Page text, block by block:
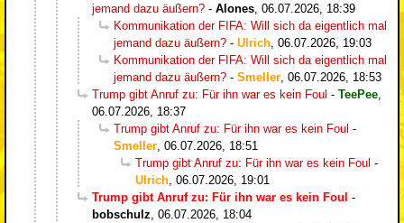
jemand dazu äußern? - Alones 06.07.2026, 18:39
Kommunikation der FIFA: Will sich da eigentlich mal
jemand dazu äußern? - Ulrich 06.07.2026, 19:03
Kommunikation der FIFA: Will sich da eigentlich mal
jemand dazu äußern? - Smeller 06.07.2026, 18:53
Trump gibt Anruf zu: Für ihn war es kein Foul - TeePee
06.07.2026, 18:37
Trump gibt Anruf zu: Für ihn war es kein Foul -
Smeller 06.07.2026, 18:51
Trump gibt Anruf zu: Für ihn war es kein Foul -
Ulrich 06.07.2026, 19:01
Trump gibt Anruf zu: Für ihn war es kein Foul -
bobschulz 06.07.2026, 18:04